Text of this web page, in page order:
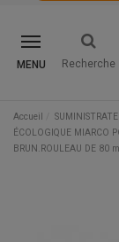
MENU Recherche
Accueil
ÉCOLOGIQUE MIARCO
BRUN.ROULEAU DE 80